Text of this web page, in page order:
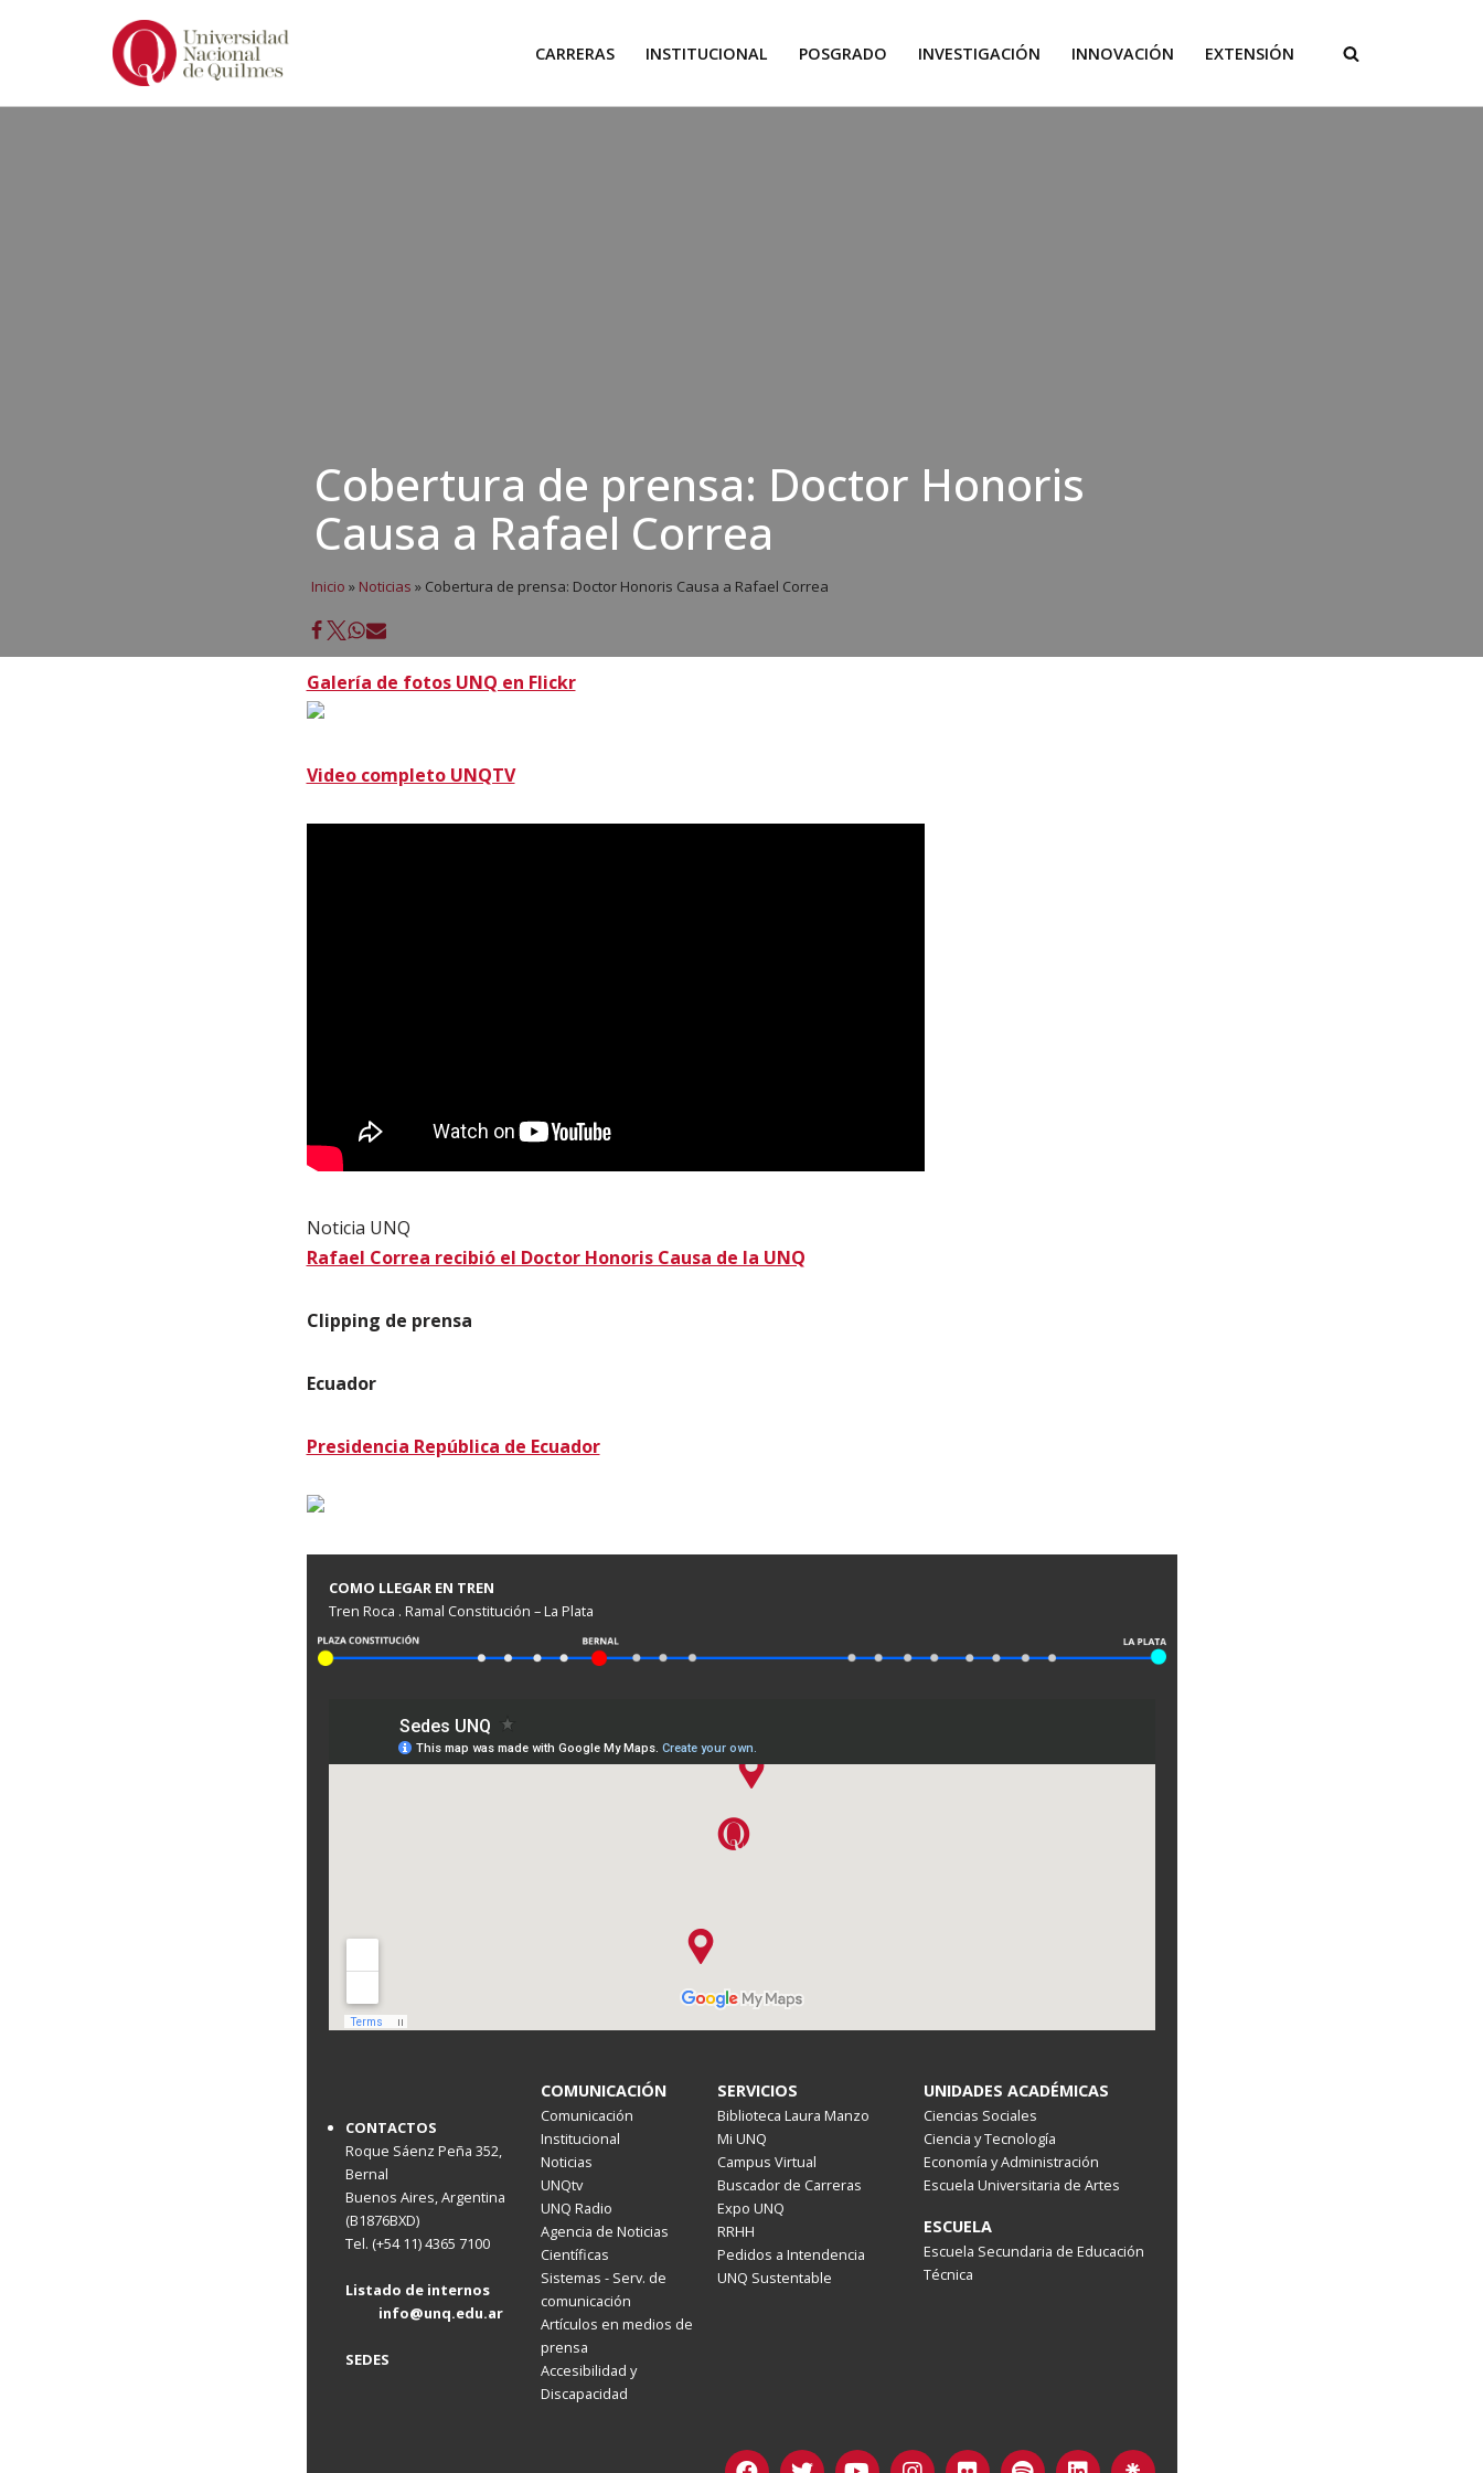
CARRERAS INSTITUCIONAL POSGRADO INVESTIGACIÓN INNOVACIÓN EXTENSIÓN
Cobertura de prensa: Doctor Honoris
Causa a Rafael Correa
Inicio » Noticias » Cobertura de prensa: Doctor Honoris Causa a Rafael Correa
Galería de fotos UNQ en Flickr
Video completo UNQTV
Noticia UNQ
Rafael Correa recibió el Doctor Honoris Causa de la UNQ
Clipping de prensa
Ecuador
Presidencia República de Ecuador
COMO LLEGAR EN TREN
Tren Roca . Ramal Constitución – La Plata
CONTACTOS
Roque Sáenz Peña 352,
Bernal
Buenos Aires, Argentina
(B1876BXD)
Tel. (+54 11) 4365 7100
Listado de internos
info@unq.edu.ar
SEDES
COMUNICACIÓN
Comunicación
Institucional
Noticias
UNQtv
UNQ Radio
Agencia de Noticias
Científicas
Sistemas - Serv. de
comunicación
Artículos en medios de
prensa
Accesibilidad y
Discapacidad
SERVICIOS
Biblioteca Laura Manzo
Mi UNQ
Campus Virtual
Buscador de Carreras
Expo UNQ
RRHH
Pedidos a Intendencia
UNQ Sustentable
UNIDADES ACADÉMICAS
Ciencias Sociales
Ciencia y Tecnología
Economía y Administración
Escuela Universitaria de Artes
ESCUELA
Escuela Secundaria de Educación
Técnica